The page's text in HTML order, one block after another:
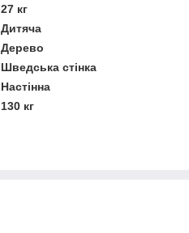
27 кг
Дитяча
Дерево
Шведська стінка
Настінна
130 кг